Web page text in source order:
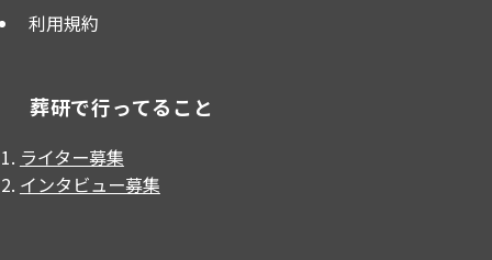
利用規約
葬研で行ってること
ライター募集
インタビュー募集